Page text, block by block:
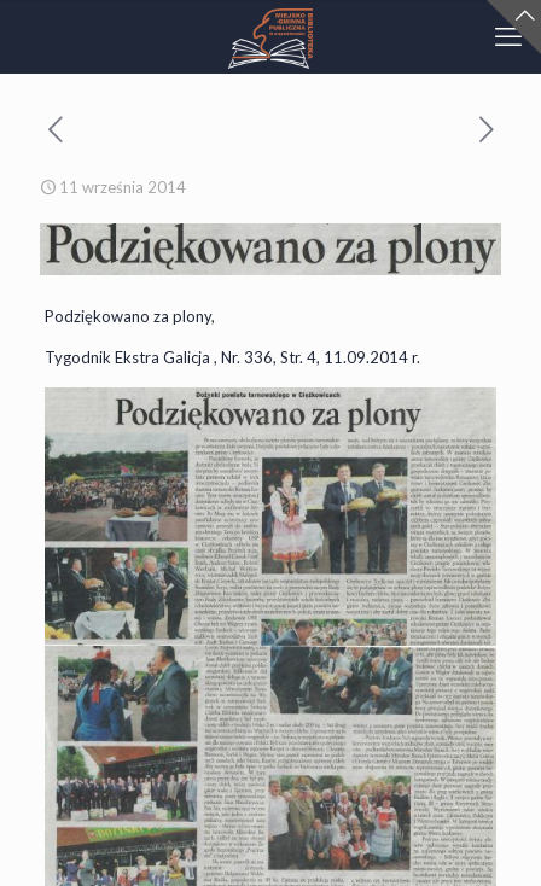
11 września 2014
Podziękowano za plony,
Tygodnik Ekstra Galicja , Nr. 336, Str. 4, 11.09.2014 r.